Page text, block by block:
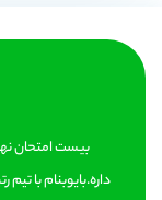
بیست امتحان
داره.بایوبنام با